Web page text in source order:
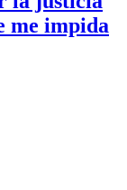
me impida